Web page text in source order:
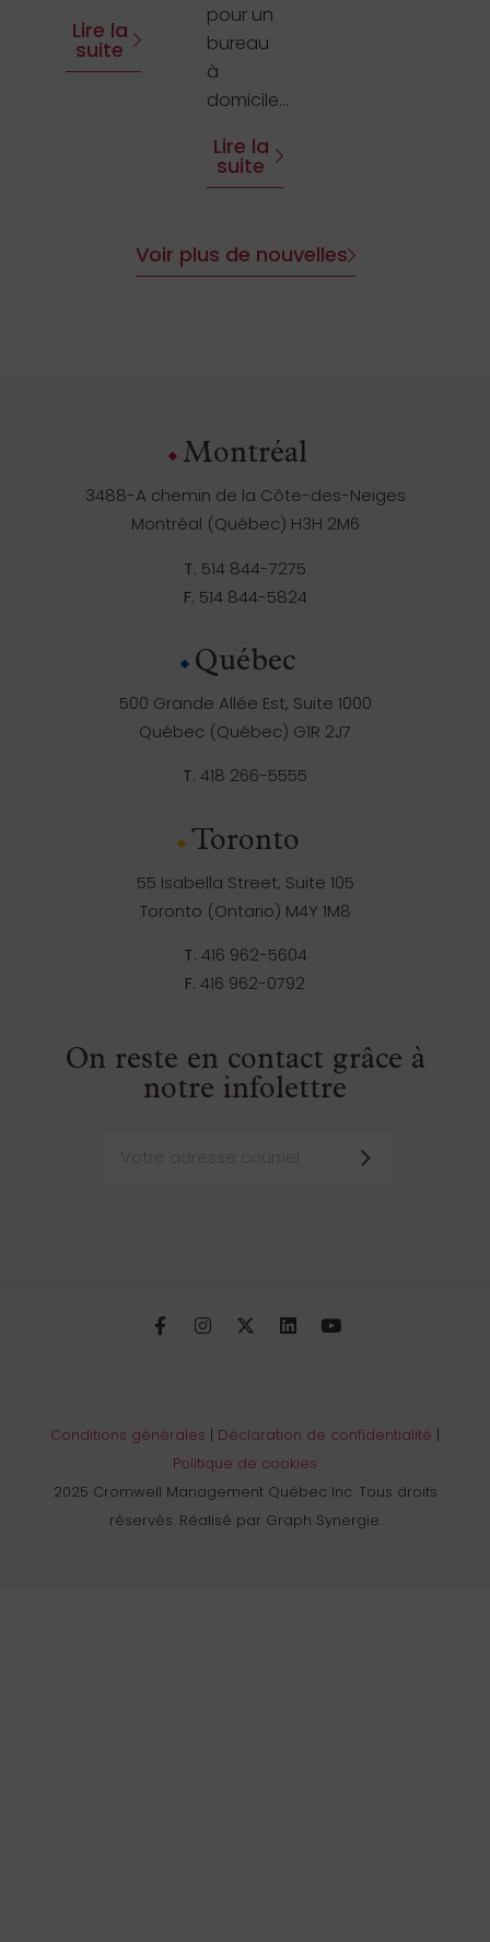
Lire la
suite
pour un
bureau
à
domicile...
Lire la
suite
Voir plus de nouvelles
Montréal
3488-A chemin de la Côte-des-Neiges
Montréal (Québec) H3H 2M6
T. 514 844-7275
F. 514 844-5824
Québec
500 Grande Allée Est, Suite 1000
Québec (Québec) G1R 2J7
T. 418 266-5555
Toronto
55 Isabella Street, Suite 105
Toronto (Ontario) M4Y 1M8
T. 416 962-5604
F. 416 962-0792
On reste en contact grâce à
notre infolettre
Conditions générales | Déclaration de confidentialité |
Politique de cookies
2025 Cromwell Management Québec Inc. Tous droits
réservés. Réalisé par Graph Synergie.